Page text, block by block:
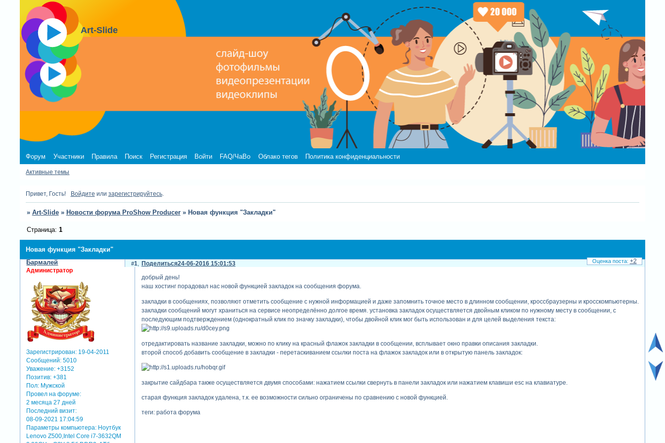
Art-Slide
Форум Участники Правила Поиск Регистрация Войти FAQ/ЧаВо Облако тегов Политика конфиденциальности
Активные темы
Привет, Гость! Войдите или зарегистрируйтесь.
» Art-Slide » Новости форума ProShow Producer » Новая функция "Закладки"
Новая функция "Закладки"
Страница: 1
Поделиться
1 24-06-2016 15:01:53
Бармалей
Администратор
Зарегистрирован: 19-04-2011
Сообщений: 5010
Уважение: +3152
Позитив: +381
Пол: Мужской
Провел на форуме:
2 месяца 27 дней
Последний визит:
08-09-2021 17:04:59
Параметры компьютера: Ноутбук
Lenovo Z500,Intel Core i7-3632QM
добрый день!
наш хостинг порадовал нас новой функцией закладок на сообщения форума.
закладки в сообщениях, позволяют отметить сообщение с нужной информацией и даже запомнить точное место в длинном сообщении, кроссбраузерны и кросскомпьютерны.
закладки сообщений могут храниться на сервисе неопределённо долгое время. установка закладок осуществляется двойным кликом по нужному месту в сообщении, с
последующим подтверждением (однократный клик по значку закладки), чтобы двойной клик мог быть использован и для целей выделения текста:
отредактировать название закладки, можно по клику на красный флажок закладки в сообщении, всплывает окно правки описания закладки.
второй способ добавить сообщение в закладки - перетаскиванием ссылки поста на флажок закладок или в открытую панель закладок:
закрытие сайдбара также осуществляется двумя способами: нажатием ссылки свернуть в панели закладок или нажатием клавиши esc на клавиатуре.
старая функция закладок удалена, т.к. ее возможности сильно ограничены по сравнению с новой функцией.
теги: работа форума
+2